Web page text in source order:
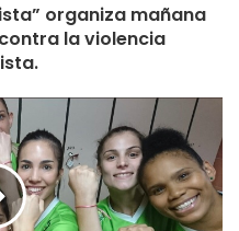
el Presidente del Gobierno
miembros del
en la lucha contra
organiza mañana
la violencia